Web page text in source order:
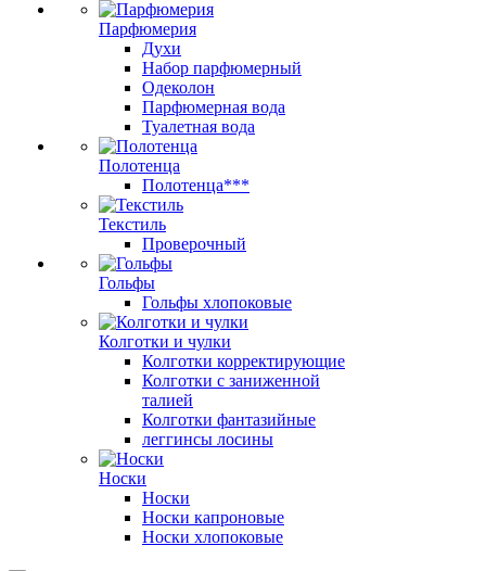
Парфюмерия
Духи
Набор парфюмерный
Одеколон
Парфюмерная вода
Туалетная вода
Полотенца
Полотенца***
Текстиль
Проверочный
Гольфы
Гольфы хлопоковые
Колготки и чулки
Колготки корректирующие
Колготки с заниженной
талией
Колготки фантазийные
леггинсы лосины
Носки
Носки
Носки капроновые
Носки хлопоковые